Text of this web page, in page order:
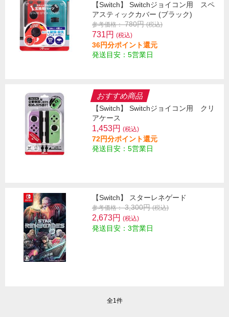
【Switch】 Switchジョイコン用 スペ
アスティックカバー (ブラック)
参考価格： 780円(税込)
731円 (税込)
36円分ポイント還元
発送目安：5営業日
おすすめ商品
【Switch】 Switchジョイコン用 クリ
アケース
1,453円 (税込)
72円分ポイント還元
発送目安：5営業日
【Switch】 スターレネゲード
参考価格： 3,300円(税込)
2,673円 (税込)
発送目安：3営業日
全1件